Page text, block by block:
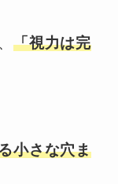
「視力は完
小さな穴ま